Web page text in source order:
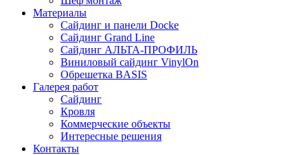
Материалы
Сайдинг и панели Docke
Сайдинг Grand Line
Сайдинг АЛЬТА-ПРОФИЛЬ
Виниловый сайдинг VinylOn
Обрешетка BASIS
Галерея работ
Сайдинг
Кровля
Коммерческие объекты
Интересные решения
Контакты